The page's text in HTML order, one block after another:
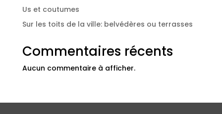
Us et coutumes
Sur les toits de la ville: belvédères ou terrasses
Commentaires récents
Aucun commentaire à afficher.